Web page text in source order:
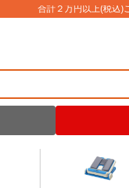
合計２万円以上(税込)